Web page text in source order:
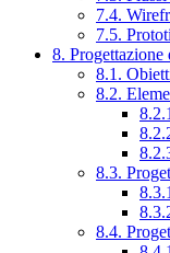
7.4.
7.5.
8. Progettazione
8.1.
8.2.
8.3.
8.4.